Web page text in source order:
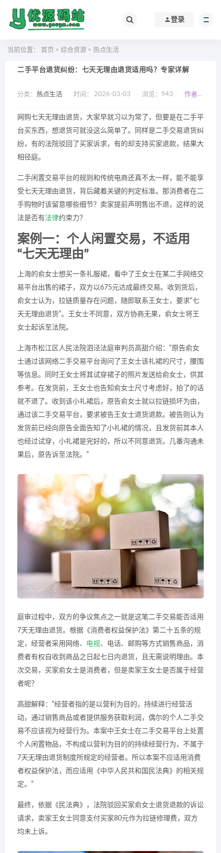
登录
当前位置： 首页 > 综合资源 > 热点生活
二手平台退货纠纷：七天无理由退货适用吗？专家详解
分类： 热点生活 时间： 2026-03-03 浏览： 943 作者：小编
网购七天无理由退货，大家早就习以为常了，但要是在二手平
台买东西，想退货可就没这么简单了。同样是二手交易退货纠
纷，有的法院驳回了买家诉求，有的却支持买家退款，结果大
相径庭。
二手闲置交易平台的规则和传统电商还真不太一样，能不能享
受七天无理由退货，背后藏着关键的判定标准。那消费者在二
手购物时该留意哪些细节？卖家提前声明售出不退，这样的说
法是否有 法律约束力？
案例一：个人闲置交易，不适用
“七天无理由”
上海的俞女士想买一条礼服裙，看中了王女士在某二手网络交
易平台出售的裙子，双方以675元达成最终交易。收到货后，
俞女士认为，拉链质量存在问题，随即联系王女士，要求“七
天无理由退货”。王女士不同意，双方协商无果，俞女士将王
女士起诉至法院。
上海市松江区人民法院泗泾法庭审判员高甜介绍：“原告俞女
士通过该网络二手交易平台询问了王女士该礼裙的尺寸，腰围
等信息。同时王女士将其试穿裙子的照片发送给俞女士，供其
参考。在发货前，王女士也告知俞女士尺寸考虑好，拍了的话
就不退了。收到该小礼裙后，原告俞女士就以拉链损坏为由，
通过该二手交易平台，要求被告王女士退货退款。被告则认为
发货前已经向原告全面告知了小礼裙的情况，且发货前其本人
也经过试穿，小礼裙是完好的，所以不同意退货。几番沟通未
果后，原告诉至法院。”
庭审过程中，双方的争议焦点之一就是这笔二手交易能否适用
7天无理由退货。根据《消费者权益保护法》第二十五条的规
定，经营者采用网络、 电视、电话、邮购等方式销售商品，消
费者有权自收到商品之日起七日内退货，且无需说明理由。本
次交易，买家俞女士是消费者，但是卖家王女士是否属于经营
者呢？
高甜解释：“经营者指的是以营利为目的，持续进行经营活
动，通过销售商品或者提供服务获取利润，偶尔的个人二手交
易不应该视为经营行为。本案中王女士在二手交易平台上处置
个人闲置物品，不构成以营利为目的的持续经营行为，不属于
7天无理由退货制度所规定的经营者。所以本案不应适用消费
者权益保护法，而应适用《中华人民共和国民法典》的相关规
定。”
最终，依据《民法典》，法院驳回买家俞女士退货退款的诉讼
请求，卖家王女士同意支付买家80元作为拉链修理费，双方
均未上诉。